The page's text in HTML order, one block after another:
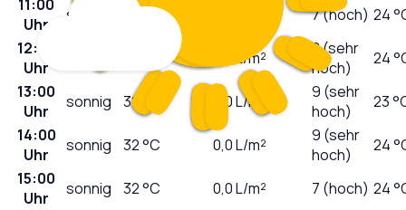
11:00
Uhr
sonnig °C 7 (hoch) 24
12:00
Uhr
L/m²
8 (sehr
hoch)
24
13:00
Uhr
sonnig 32 0,0L/m²
9 (sehr
hoch)
23
14:00
Uhr
sonnig 32°C 0,0L/m²
9 (sehr
hoch)
24
15:00
Uhr
sonnig 32°C 0,0L/m² 7 (hoch) 24